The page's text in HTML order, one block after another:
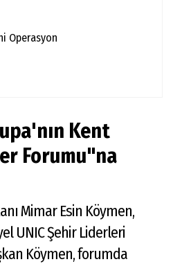
Operasyon
Kent
Forumu"na
Mimar Esin Köymen,
UNIC Şehir Liderleri
Köymen, forumda